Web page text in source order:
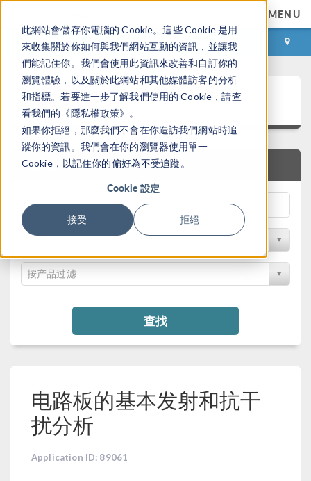
此網站會儲存你電腦的 Cookie。這些 Cookie 是用
來收集關於你如何與我們網站互動的資訊，並讓我
們能記住你。我們會使用此資訊來改善和自訂你的
瀏覽體驗，以及關於此網站和其他媒體訪客的分析
和指標。若要進一步了解我們使用的 Cookie，請查
看我們的《隱私權政策》。
如果你拒絕，那麼我們不會在你造訪我們網站時追
蹤你的資訊。我們會在你的瀏覽器使用單一
Cookie，以記住你的偏好為不受追蹤。
Cookie 設定
接受 拒絕
MENU
登录 咨询与购买
案例下载
快速搜索
按学科过滤
按产品过滤
查找
电路板的基本发射和抗干
扰分析
Application ID: 89061